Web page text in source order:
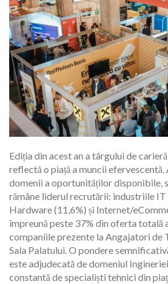
Ediția din acest an a târgului de
reflectă o piață a muncii
domenii a oportunităților disponibile,
rămâne liderul recrutării: industriile
Hardware (11,6%) și Internet/
împreună peste 37% din oferta totală
companiile prezente la Angajatori de
Sala Palatului. O pondere
este adjudecată de domeniul
constantă de specialiști tehnici din